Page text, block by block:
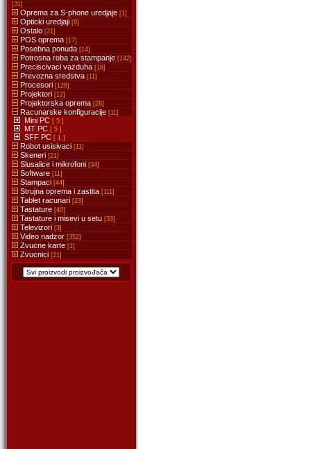
[31]
Oprema za S-phone uredjaje [1]
Opticki uredjaji [8]
Ostalo [21]
POS oprema [17]
Posebna ponuda [14]
Potrosna roba za stampanje [142]
Preciscivaci vazduha [16]
Prevozna sredstva [11]
Procesori [126]
Projektori [12]
Projektorska oprema [28]
Racunarske konfiguracije [11]
Mini PC [ 5 ]
MT PC [ 5 ]
SFF PC [ 1 ]
Robot usisivaci [11]
Skeneri [21]
Slusalice i mikrofoni [34]
Software [11]
Stampaci [44]
Strujna oprema i zastita [111]
Tablet racunari [23]
Tastature [40]
Tastature i misevi u setu [33]
Televizori [3]
Video nadzor [352]
Zvucne karte [1]
Zvucnici [21]